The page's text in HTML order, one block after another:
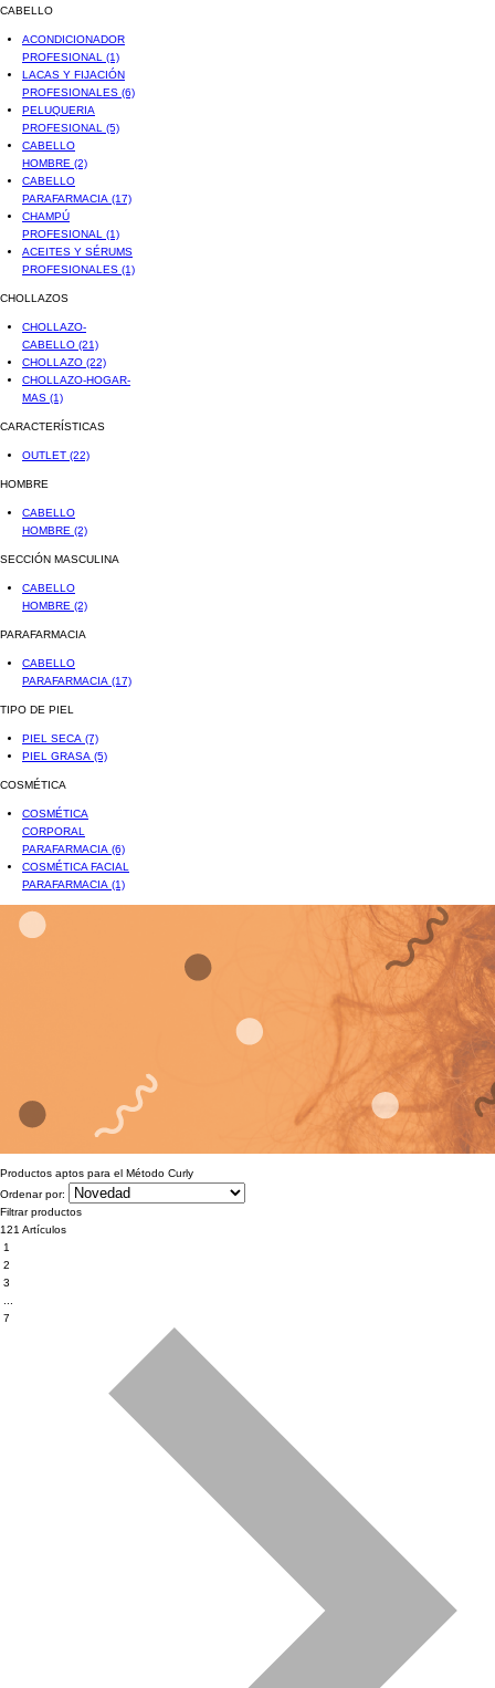
CABELLO
ACONDICIONADOR
PROFESIONAL (1)
LACAS Y FIJACIÓN
PROFESIONALES (6)
PELUQUERIA
PROFESIONAL (5)
CABELLO
HOMBRE (2)
CABELLO
PARAFARMACIA (17)
CHAMPÚ
PROFESIONAL (1)
ACEITES Y SÉRUMS
PROFESIONALES (1)
CHOLLAZOS
CHOLLAZO-
CABELLO (21)
CHOLLAZO (22)
CHOLLAZO-HOGAR-
MAS (1)
CARACTERÍSTICAS
OUTLET (22)
HOMBRE
CABELLO
HOMBRE (2)
SECCIÓN MASCULINA
CABELLO
HOMBRE (2)
PARAFARMACIA
CABELLO
PARAFARMACIA (17)
TIPO DE PIEL
PIEL SECA (7)
PIEL GRASA (5)
COSMÉTICA
COSMÉTICA
CORPORAL
PARAFARMACIA (6)
COSMÉTICA FACIAL
PARAFARMACIA (1)
Productos aptos para el Método Curly
Ordenar por:
Filtrar productos
121 Artículos
1
2
3
7